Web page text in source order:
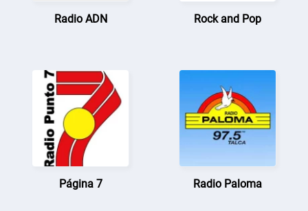
Radio ADN Rock and Pop
Página 7 Radio Paloma